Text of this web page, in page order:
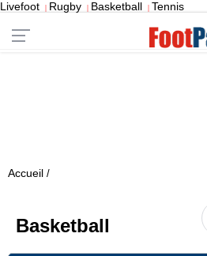
Livefoot | Rugby | Basketball | Tennis
Accueil /
Basketball